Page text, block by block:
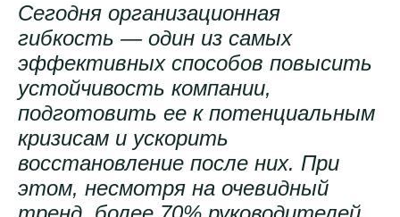
Сегодня организационная
гибкость — один из самых
эффективных способов повысить
устойчивость компании,
подготовить ее к потенциальным
кризисам и ускорить
восстановление после них. При
этом, несмотря на очевидный